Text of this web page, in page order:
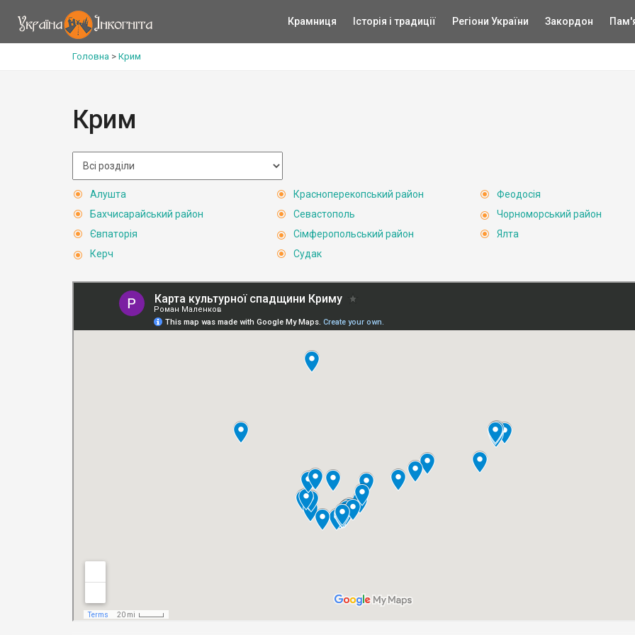
Крамниця Історія і традиції Регіони України Закордон
Головна > Крим
Крим
Алушта
Бахчисарайський район
Євпаторія
Керч
Красноперекопський район
Севастополь
Сімферопольський район
Судак
Феодосія
Чорноморський район
Ялта